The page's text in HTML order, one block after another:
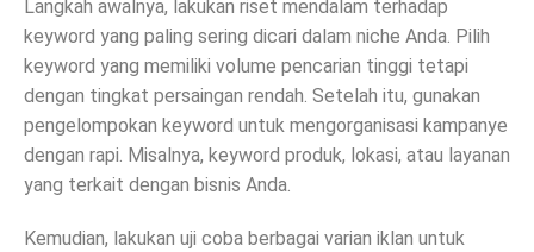
Langkah awalnya, lakukan riset mendalam terhadap
keyword yang paling sering dicari dalam niche Anda. Pilih
keyword yang memiliki volume pencarian tinggi tetapi
dengan tingkat persaingan rendah. Setelah itu, gunakan
pengelompokan keyword untuk mengorganisasi kampanye
dengan rapi. Misalnya, keyword produk, lokasi, atau layanan
yang terkait dengan bisnis Anda.
Kemudian, lakukan uji coba berbagai varian iklan untuk